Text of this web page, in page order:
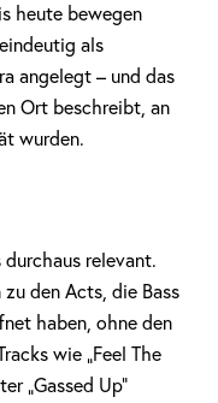
heute bewegen
als
angelegt – und das
Ort beschreibt, an
wurden.
relevant.
den Acts, die Bass
haben, ohne den
wie „Feel The
„Gassed Up”